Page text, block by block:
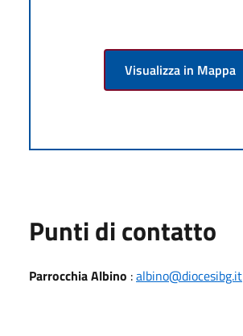
Visualizza in Mappa
Punti di contatto
Parrocchia Albino :albino@diocesibg.it